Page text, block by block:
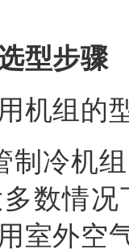
型步骤
机组的
制冷机
数情
室外空